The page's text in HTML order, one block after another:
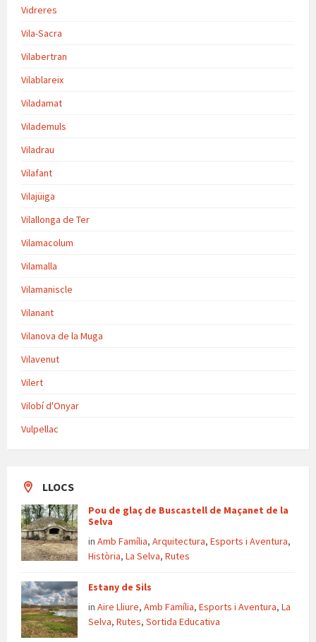
Vidreres
Vila-Sacra
Vilabertran
Vilablareix
Viladamat
Vilademuls
Viladrau
Vilafant
Vilajüiga
Vilallonga de Ter
Vilamacolum
Vilamalla
Vilamaniscle
Vilanant
Vilanova de la Muga
Vilavenut
Vilert
Vilobí d'Onyar
Vulpellac
LLOCS
Pou de glaç de Buscastell de Maçanet de la
Selva
in Amb Família, Arquitectura, Esports i Aventura,
Història, La Selva, Rutes
Estany de Sils
in Aire Lliure, Amb Família, Esports i Aventura, La
Selva, Rutes, Sortida Educativa